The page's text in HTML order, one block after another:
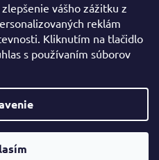
vášho zážitku z
reklám
Kliknutím na tlačidlo
s používaním súborov
priamo spoločnosť Forev
. Všetky práva vyhradené.